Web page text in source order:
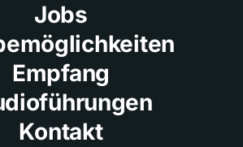
Jobs
Empfang
Kontakt